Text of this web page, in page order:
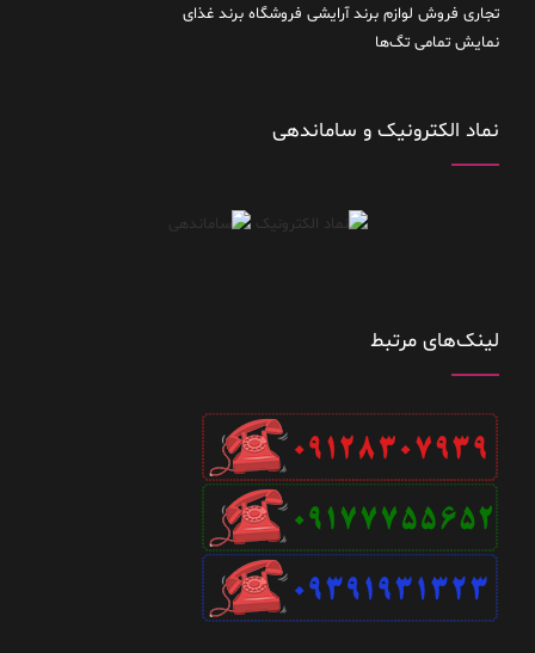
تجاری فروش لوازم برند آرایشی فروشگاه برند غذای
نمایش تمامی تگ‌ها
نماد الکترونیک و ساماندهی
لینک‌های مرتبط